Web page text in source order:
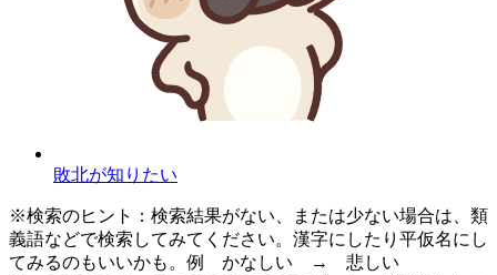
敗北が知りたい
※検索のヒント：検索結果がない、または少ない場合は、類
義語などで検索してみてください。漢字にしたり平仮名にし
てみるのもいいかも。例 かなしい → 悲しい